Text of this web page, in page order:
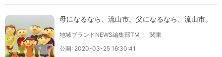
母になるなら、流山市。父になるなら、流山市。
地域ブランドNEWS編集部TM
関東
公開: 2020-03-25 16:30:41